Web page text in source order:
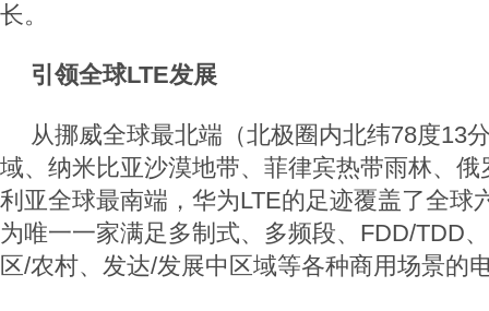
长。
引领全球LTE发展
从挪威全球最北端（北极圈内北纬78度13
域、纳米比亚沙漠地带、菲律宾热带雨林、
利亚全球最南端，华为LTE的足迹覆盖了全球
为唯一一家满足多制式、多频段、FDD/TDD
区/农村、发达/发展中区域等各种商用场景的